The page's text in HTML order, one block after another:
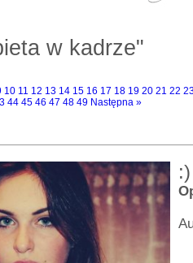
w kadrze"
10 11 12 13 14 15 16 17 18 19 20 21 22
44 45 46 47 48 49 Następna »
:)